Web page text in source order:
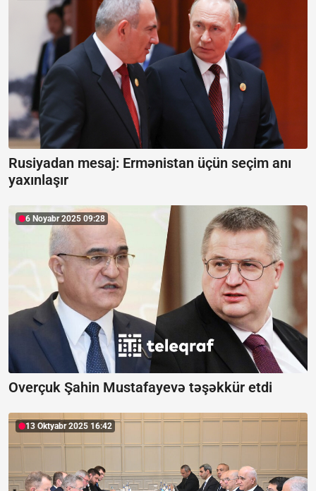
Rusiyadan mesaj: Ermənistan üçün seçim anı
yaxınlaşır
6 Noyabr 2025 09:28
Overçuk Şahin Mustafayevə təşəkkür etdi
13 Oktyabr 2025 16:42